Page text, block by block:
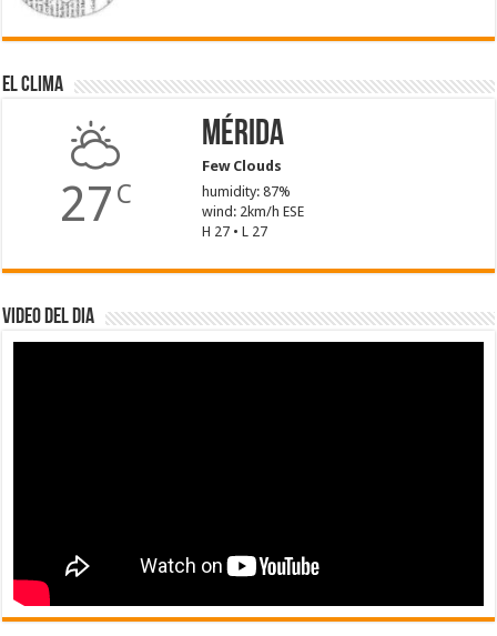
El Clima
27 C
Mérida
Few Clouds
humidity: 87%
wind: 2km/h ESE
H 27 • L 27
Video del dia